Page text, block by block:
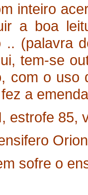
inteiro
a boa
.. (palavra
tem-se
com o uso
a
estrofe 85,
sofre o